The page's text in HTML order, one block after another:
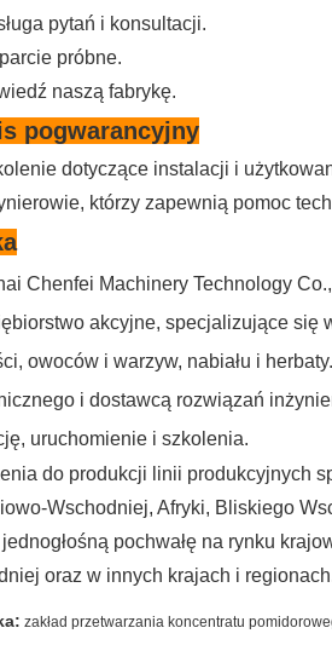
pytań i konsultacji.
próbne.
naszą fabrykę.
pogwarancyjny
dotyczące instalacji i
którzy zapewnią pomoc
Chenfei Machinery Technology
akcyjne, specjalizujące się
owoców i warzyw, nabiału i herbaty.
i dostawcą rozwiązań
uruchomienie i szkolenia.
do produkcji linii produkcyjnych
Wschodniej, Afryki, Bliskiego
jednogłośną pochwałę na rynku
oraz w innych krajach i
zakład przetwarzania koncentratu